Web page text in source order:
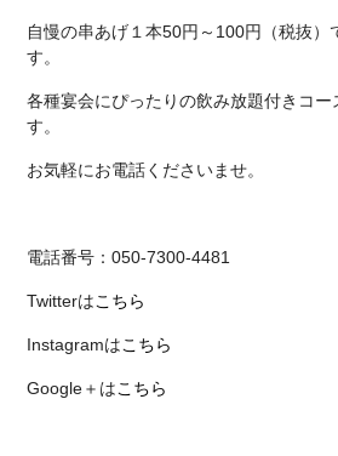
自慢の串あげ１本50円～100円（税抜）
す。
各種宴会にぴったりの飲み放題付きコー
す。
お気軽にお電話くださいませ。
電話番号：050-7300-4481
Twitterはこちら
Instagramはこちら
Google＋はこちら